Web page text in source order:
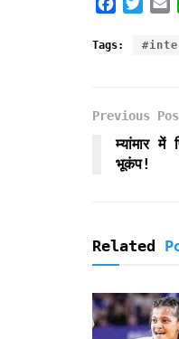
c
o
k
i
r
a
Tags:
Previous
म्यांमार
भूकंप!
Related